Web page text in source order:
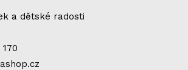
a dětské radosti